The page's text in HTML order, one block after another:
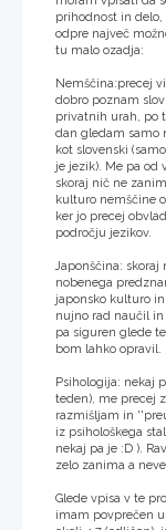
prihodnost in
odpre največ
tu malo ozadja:
Nemščina:precej
dobro poznam
privatnih urah, po
dan gledam samo
kot slovenski
je jezik). Me pa od
skoraj nič ne
kulturo nemščine
ker jo precej
področju jezikov.
Japonščina: skoraj
nobenega
japonsko kulturo
nujno rad naučil
pa siguren glede
bom lahko opravil.
Psihologija: nekaj
teden), me precej
razmišljam in
iz psihološkega
nekaj pa je :D ).
zelo zanima a
Glede vpisa v te
imam povprečen